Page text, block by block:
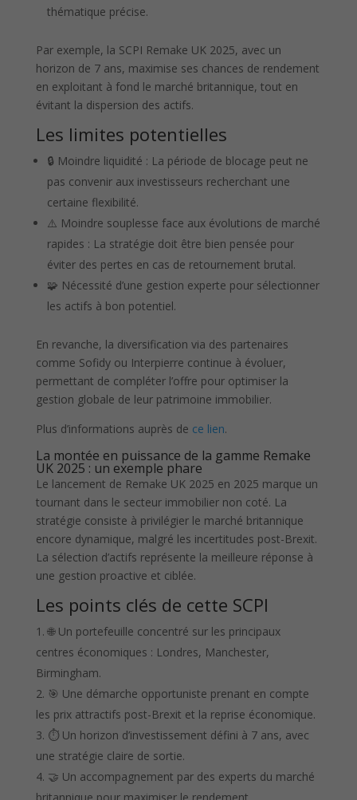
thématique précise.
Par exemple, la SCPI Remake UK 2025, avec un
horizon de 7 ans, maximise ses chances de rendement
en exploitant à fond le marché britannique, tout en
évitant la dispersion des actifs.
Les limites potentielles
🔒 Moindre liquidité : La période de blocage peut ne
pas convenir aux investisseurs recherchant une
certaine flexibilité.
⚠️ Moindre souplesse face aux évolutions de marché
rapides : La stratégie doit être bien pensée pour
éviter des pertes en cas de retournement brutal.
🧩 Nécessité d’une gestion experte pour sélectionner
les actifs à bon potentiel.
En revanche, la diversification via des partenaires
comme Sofidy ou Interpierre continue à évoluer,
permettant de compléter l’offre pour optimiser la
gestion globale de leur patrimoine immobilier.
Plus d’informations auprès de ce lien.
La montée en puissance de la gamme Remake
UK 2025 : un exemple phare
Le lancement de Remake UK 2025 en 2025 marque un
tournant dans le secteur immobilier non coté. La
stratégie consiste à privilégier le marché britannique
encore dynamique, malgré les incertitudes post-Brexit.
La sélection d’actifs représente la meilleure réponse à
une gestion proactive et ciblée.
Les points clés de cette SCPI
🌐 Un portefeuille concentré sur les principaux
centres économiques : Londres, Manchester,
Birmingham.
🎯 Une démarche opportuniste prenant en compte
les prix attractifs post-Brexit et la reprise économique.
⏱️ Un horizon d’investissement défini à 7 ans, avec
une stratégie claire de sortie.
🤝 Un accompagnement par des experts du marché